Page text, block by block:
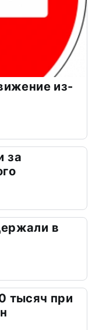
из-
за
в
тысяч при